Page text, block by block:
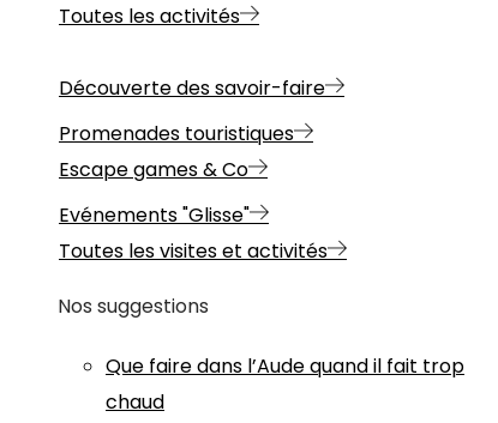
Toutes les activités
Découverte des savoir-faire
Promenades touristiques
Escape games & Co
Evénements "Glisse"
Toutes les visites et activités
Nos suggestions
Que faire dans l’Aude quand il fait trop
chaud